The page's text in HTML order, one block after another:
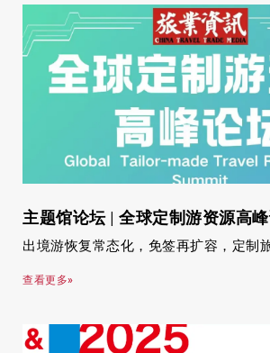
主题馆论坛 | 全球定制游资源高
出境游恢复常态化，免签再扩容，定制
查看更多»